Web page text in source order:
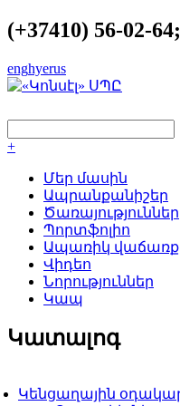
(+37410) 56-02-
enghyerus
+
Մեր մասին
Ապրանքանիշեր
Ծառայություններ
Պորտֆոլիո
Ապառիկ վաճառք
Վիդեո
Նորություններ
Կապ
Կատալոգ
Կենցաղային